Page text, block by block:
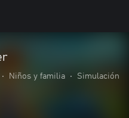
• Niños y familia •
Simulación